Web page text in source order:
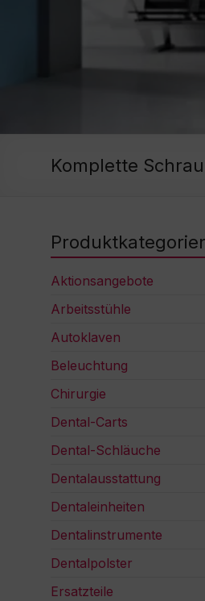
Komplette
Aktionsangebote
Arbeitsstühle
Autoklaven
Beleuchtung
Chirurgie
Dental-Carts
Dental-Schläuche
Dentalausstattung
Dentaleinheiten
Dentalinstrumente
Dentalpolster
Ersatzteile